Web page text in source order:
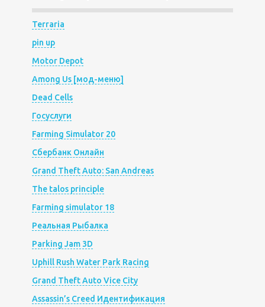
Terraria
pin up
Motor Depot
Among Us [мод-меню]
Dead Cells
Госуслуги
Farming Simulator 20
Сбербанк Онлайн
Grand Theft Auto: San Andreas
The talos principle
Farming simulator 18
Реальная Рыбалка
Parking Jam 3D
Uphill Rush Water Park Racing
Grand Theft Auto Vice City
Assassin’s Creed Идентификация